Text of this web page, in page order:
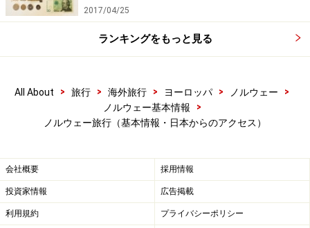
※海外を訪れる際には最新情報の入手に努め、「
ホームページ」を確認するなど、安全確保に十分注意を払ってく
2017/04/25
ランキングをもっと見る
All About > 旅行 > 海外旅行 > ヨーロッパ > ノルウェー
>
ノルウェー基本情報
>
ノルウェー旅行（基本情報・日本からのアクセス）
会社概要 採用情報
投資家情報 広告掲載
利用規約 プライバシーポリシー